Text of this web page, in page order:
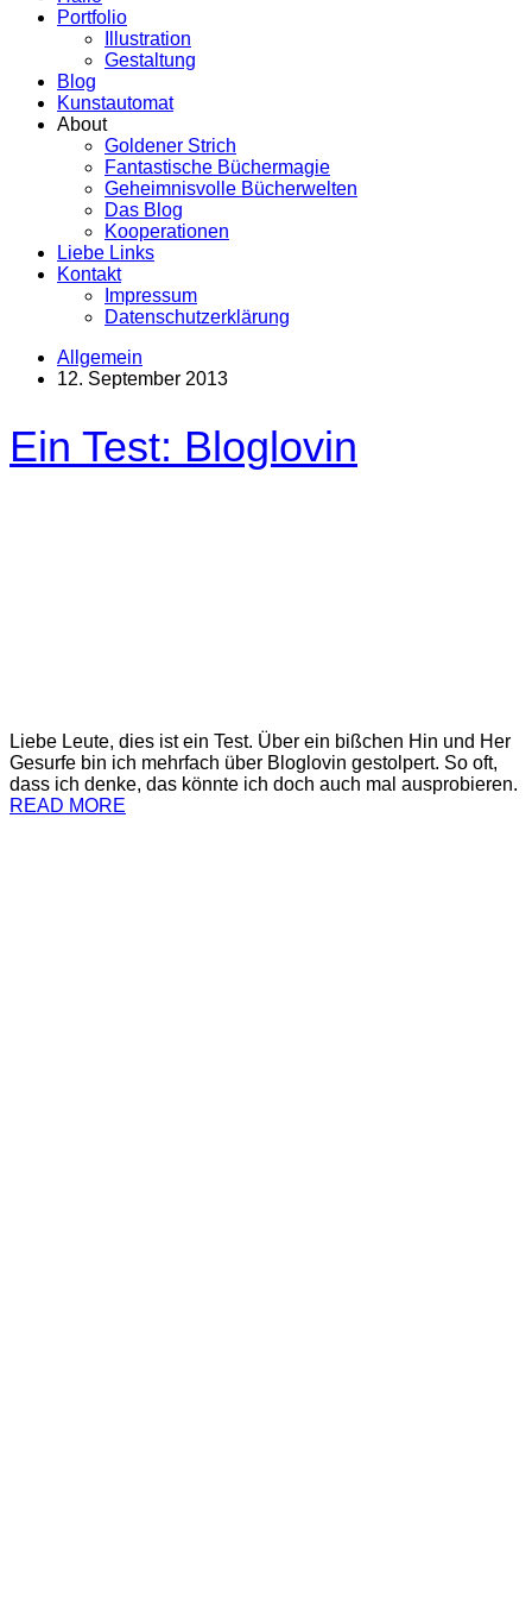
Portfolio
Illustration
Gestaltung
Blog
Kunstautomat
About
Goldener Strich
Fantastische Büchermagie
Geheimnisvolle Bücherwelten
Das Blog
Kooperationen
Liebe Links
Kontakt
Impressum
Datenschutzerklärung
Allgemein
12. September 2013
Ein Test: Bloglovin
Liebe Leute, dies ist ein Test. Über ein bißchen Hin und Her
Gesurfe bin ich mehrfach über Bloglovin gestolpert. So oft,
dass ich denke, das könnte ich doch auch mal ausprobieren.
READ MORE